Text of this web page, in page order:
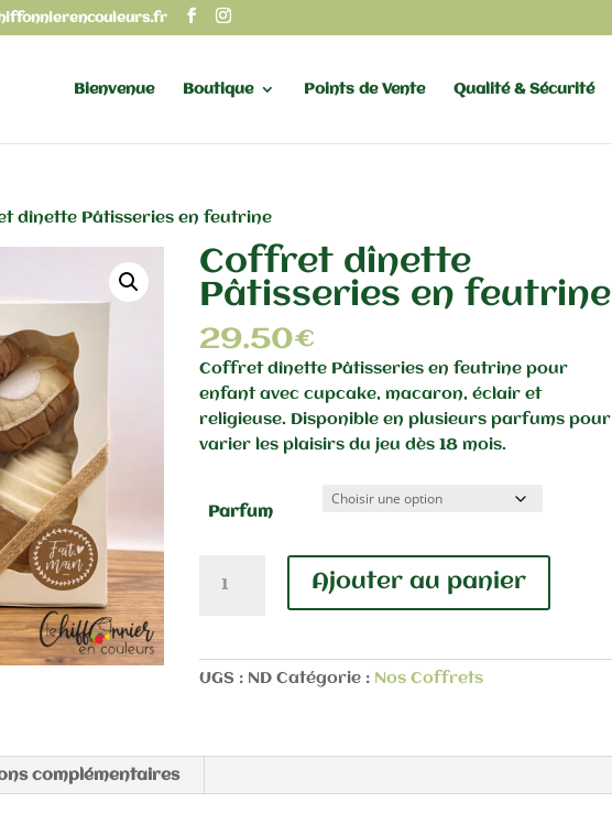
Bienvenue Boutique Points de Vente Qualité & Sécurité
dînette Pâtisseries en feutrine
Coffret dînette
Pâtisseries en feutrine
29.50€
Coffret dînette Pâtisseries en feutrine pour
enfant avec cupcake, macaron, éclair et
religieuse. Disponible en plusieurs parfums pour
varier les plaisirs du jeu dès 18 mois.
Parfum
Ajouter au panier
UGS : ND Catégorie : Nos Coffrets
complémentaires